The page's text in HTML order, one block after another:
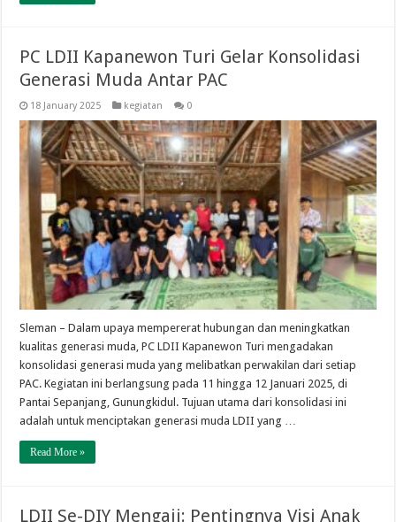
PC LDII Kapanewon Turi Gelar Konsolidasi
Generasi Muda Antar PAC
18 January 2025 kegiatan 0
Sleman – Dalam upaya mempererat hubungan dan meningkatkan
kualitas generasi muda, PC LDII Kapanewon Turi mengadakan
konsolidasi generasi muda yang melibatkan perwakilan dari setiap
PAC. Kegiatan ini berlangsung pada 11 hingga 12 Januari 2025, di
Pantai Sepanjang, Gunungkidul. Tujuan utama dari konsolidasi ini
adalah untuk menciptakan generasi muda LDII yang …
Read More »
LDII Se-DIY Mengaji: Pentingnya Visi Anak